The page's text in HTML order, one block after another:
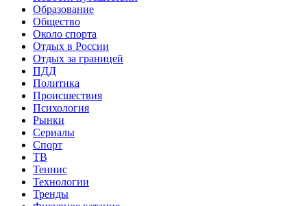
Образование
Общество
Около спорта
Отдых в России
Отдых за границей
ПДД
Политика
Происшествия
Психология
Рынки
Сериалы
Спорт
ТВ
Теннис
Технологии
Тренды